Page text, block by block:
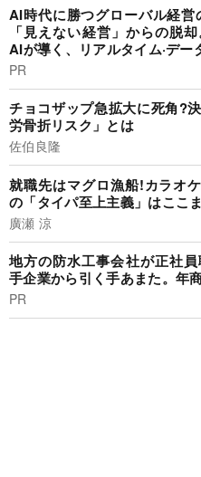
AI時代に勝つグローバル経
「見えない経営」からの脱
AIが導く、リアルタイム·デー
PR
チョコザップ急拡大に死角?
労骨折リスク」とは
佐伯良隆
就職先はマグロ漁船!カラオ
の「タイパ至上主義」はここ
廣瀬 涼
地方の防水工事会社が正社
手企業から引く手あまた。年
PR